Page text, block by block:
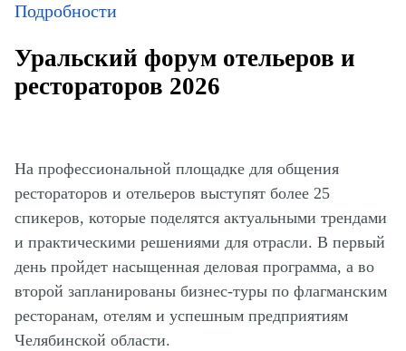
Подробности
Уральский форум отельеров и
рестораторов 2026
На профессиональной площадке для общения
рестораторов и отельеров выступят более 25
спикеров, которые поделятся актуальными трендами
и практическими решениями для отрасли. В первый
день пройдет насыщенная деловая программа, а во
второй запланированы бизнес-туры по флагманским
ресторанам, отелям и успешным предприятиям
Челябинской области.